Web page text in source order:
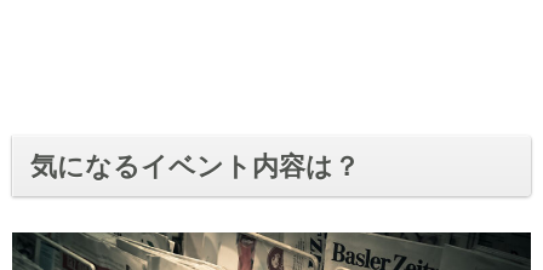
気になるイベント内容は？